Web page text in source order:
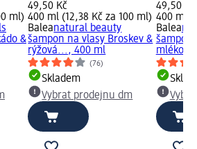
ml)
&
49,50 Kč
400 ml (12,38 Kč za 100 ml)
Baleanatural beauty
šampon na vlasy Broskev &
rýžová..., 400 ml
(76)
Skladem
Vybrat prodejnu dm
49,50 Kč
400 ml
Balea
šampon
mléko